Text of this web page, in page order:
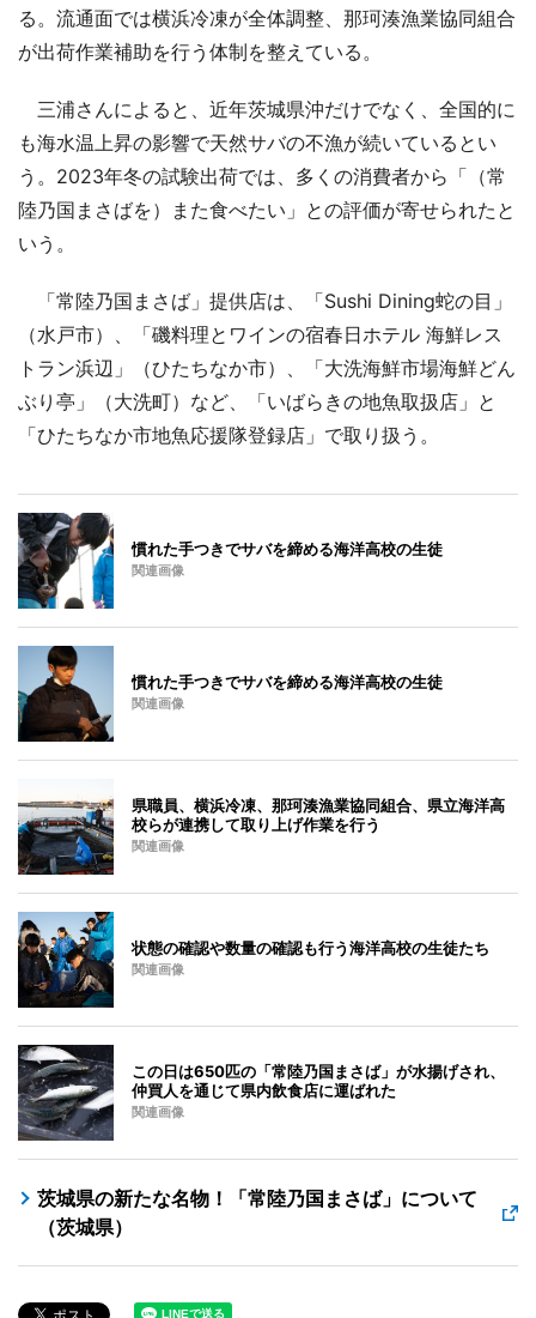
る。流通面では横浜冷凍が全体調整、那珂湊漁業協同組合
が出荷作業補助を行う体制を整えている。
三浦さんによると、近年茨城県沖だけでなく、全国的に
も海水温上昇の影響で天然サバの不漁が続いているとい
う。2023年冬の試験出荷では、多くの消費者から「（常
陸乃国まさばを）また食べたい」との評価が寄せられたと
いう。
「常陸乃国まさば」提供店は、「Sushi Dining蛇の目」
（水戸市）、「磯料理とワインの宿春日ホテル 海鮮レス
トラン浜辺」（ひたちなか市）、「大洗海鮮市場海鮮どん
ぶり亭」（大洗町）など、「いばらきの地魚取扱店」と
「ひたちなか市地魚応援隊登録店」で取り扱う。
慣れた手つきでサバを締める海洋高校の生徒
関連画像
慣れた手つきでサバを締める海洋高校の生徒
関連画像
県職員、横浜冷凍、那珂湊漁業協同組合、県立海洋高
校らが連携して取り上げ作業を行う
関連画像
状態の確認や数量の確認も行う海洋高校の生徒たち
関連画像
この日は650匹の「常陸乃国まさば」が水揚げされ、
仲買人を通じて県内飲食店に運ばれた
関連画像
茨城県の新たな名物！「常陸乃国まさば」について
（茨城県）